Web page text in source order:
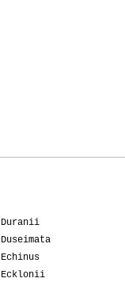
Duranii
Duseimata
Echinus
Ecklonii